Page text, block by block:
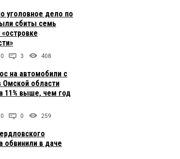
уголовное дело по
сбиты семь
3 408
на автомобили с
Омской области
11% выше, чем год
0 259
обвинили в даче